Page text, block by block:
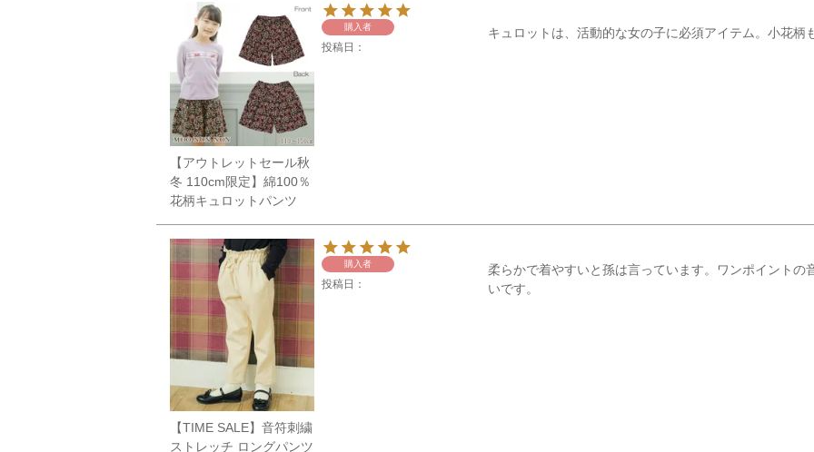
【アウトレットセール秋
冬 110cm限定】綿100％
花柄キュロットパンツ
購入者
投稿日
キュロットは、活動的な女の子に必須アイテム。小花柄
【TIME SALE】音符刺繍
ストレッチ ロングパンツ
購入者
投稿日
柔らかで着やすいと孫は言っています。ワンポイントの